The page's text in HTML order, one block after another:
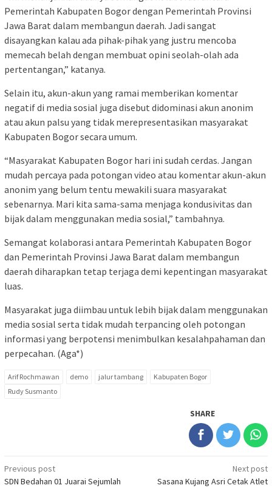
Pemerintah Kabupaten Bogor dengan Pemerintah Provinsi
Jawa Barat dalam membangun daerah. Jadi sangat
disayangkan kalau ada pihak-pihak yang justru mencoba
memecah belah dengan membuat opini seolah-olah ada
pertentangan,” katanya.
Selain itu, akun-akun yang ramai memberikan komentar
negatif di media sosial juga disebut didominasi akun anonim
atau akun palsu yang tidak merepresentasikan masyarakat
Kabupaten Bogor secara umum.
“Masyarakat Kabupaten Bogor hari ini sudah cerdas. Jangan
mudah percaya pada potongan video atau komentar akun-akun
anonim yang belum tentu mewakili suara masyarakat
sebenarnya. Mari kita sama-sama menjaga kondusivitas dan
bijak dalam menggunakan media sosial,” tambahnya.
Semangat kolaborasi antara Pemerintah Kabupaten Bogor
dan Pemerintah Provinsi Jawa Barat dalam membangun
daerah diharapkan tetap terjaga demi kepentingan masyarakat
luas.
Masyarakat juga diimbau untuk lebih bijak dalam menggunakan
media sosial serta tidak mudah terpancing oleh potongan
informasi yang berpotensi menimbulkan kesalahpahaman dan
perpecahan. (Aga*)
Arif Rochmawan demo jalur tambang
Kabupaten Bogor
Rudy Susmanto
SHARE
Post
navigation
Previous post
SDN Bedahan 01 Juarai Sejumlah
Next post
Sasana Kujang Asri Cetak Atlet